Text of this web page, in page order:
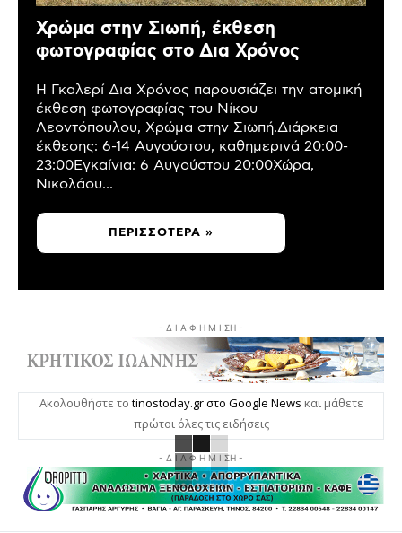
Χρώμα στην Σιωπή, έκθεση
φωτογραφίας στο Δια Χρόνος
Η Γκαλερί Δια Χρόνος παρουσιάζει την ατομική
έκθεση φωτογραφίας του Νίκου
Λεοντόπουλου, Χρώμα στην Σιωπή.Διάρκεια
έκθεσης: 6-14 Αυγούστου, καθημερινά 20:00-
23:00Εγκαίνια: 6 Αυγούστου 20:00Χώρα,
Νικολάου...
ΠΕΡΙΣΣΌΤΕΡΑ »
- Δ Ι Α Φ Η Μ Ι ΣΗ -
Ακολουθήστε το tinostoday.gr στο Google News και μάθετε
πρώτοι όλες τις ειδήσεις
- Δ Ι Α Φ Η Μ Ι ΣΗ -